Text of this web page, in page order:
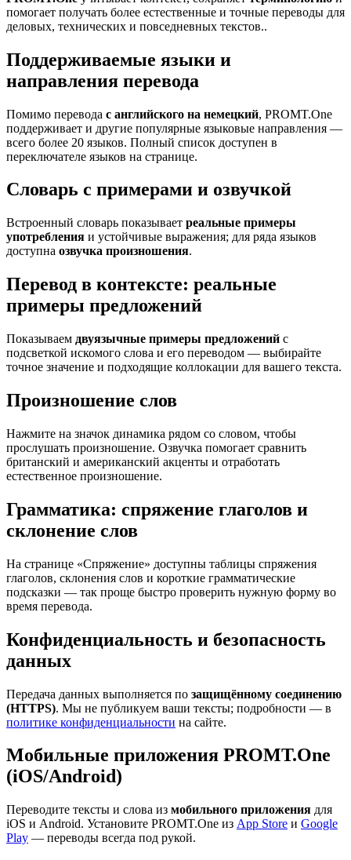
помогает получать более естественные и точные переводы для
деловых, технических и повседневных текстов..
Поддерживаемые языки и
направления перевода
Помимо перевода с английского на немецкий, PROMT.One
поддерживает и другие популярные языковые направления —
всего более 20 языков. Полный список доступен в
переключателе языков на странице.
Словарь с примерами и озвучкой
Встроенный словарь показывает реальные примеры
употребления и устойчивые выражения; для ряда языков
доступна озвучка произношения.
Перевод в контексте: реальные
примеры предложений
Показываем двуязычные примеры предложений с
подсветкой искомого слова и его переводом — выбирайте
точное значение и подходящие коллокации для вашего текста.
Произношение слов
Нажмите на значок динамика рядом со словом, чтобы
прослушать произношение. Озвучка помогает сравнить
британский и американский акценты и отработать
естественное произношение.
Грамматика: спряжение глаголов и
склонение слов
На странице «Спряжение» доступны таблицы спряжения
глаголов, склонения слов и короткие грамматические
подсказки — так проще быстро проверить нужную форму во
время перевода.
Конфиденциальность и безопасность
данных
Передача данных выполняется по защищённому соединению
(HTTPS). Мы не публикуем ваши тексты; подробности — в
политике конфиденциальности на сайте.
Мобильные приложения PROMT.One
(iOS/Android)
Переводите тексты и слова из мобильного приложения для
iOS и Android. Установите PROMT.One из App Store и Google
Play — переводы всегда под рукой.